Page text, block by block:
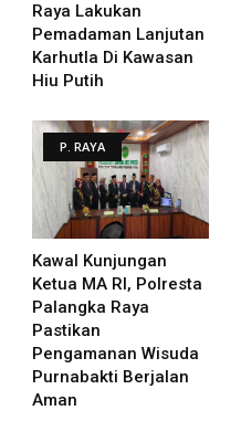
Raya Lakukan
Pemadaman Lanjutan
Karhutla Di Kawasan
Hiu Putih
P. RAYA
Kawal Kunjungan
Ketua MA RI, Polresta
Palangka Raya
Pastikan
Pengamanan Wisuda
Purnabakti Berjalan
Aman